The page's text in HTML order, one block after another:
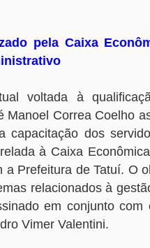
pela Caixa
voltada à
Manoel Correa Coelho
capacitação dos
à Caixa
a Prefeitura de Tatuí. O
relacionados à
em conjunto com
Vimer Valentini.